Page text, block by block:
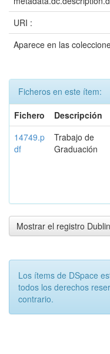
URI :
Aparece en las
Ficheros en este ítem:
Fichero
Descripción
14749.p
df
Trabajo de
Graduación
Mostrar el registro
Los ítems de DSpace
todos los derechos
contrario.